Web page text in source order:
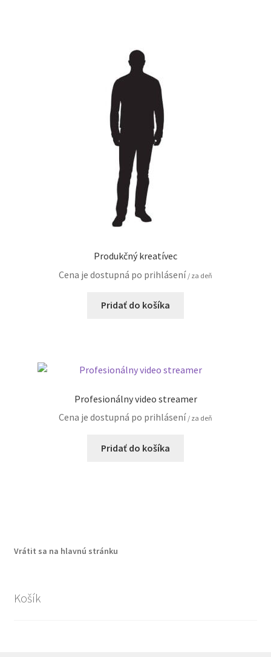
Produkčný kreatívec
Cena je dostupná po prihlásení / za deň
Pridať do košíka
Profesionálny video streamer
Cena je dostupná po prihlásení / za deň
Pridať do košíka
Vrátit sa na hlavnú stránku
Košík